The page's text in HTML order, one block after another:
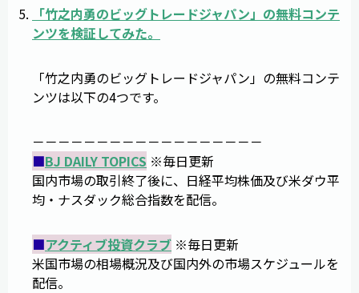
「竹之内勇のビッグトレードジャパン 」の無料コンテ
ンツを検証してみた。
「竹之内勇のビッグトレードジャパン」の無料コンテ
ンツは以下の4つです。
－－－－－－－－－－－－－－－－－－
■BJ DAILY TOPICS ※毎日更新
国内市場の取引終了後に、日経平均株価及び米ダウ平
均・ナスダック総合指数を配信。
■アクティブ投資クラブ ※毎日更新
米国市場の相場概況及び国内外の市場スケジュールを
配信。